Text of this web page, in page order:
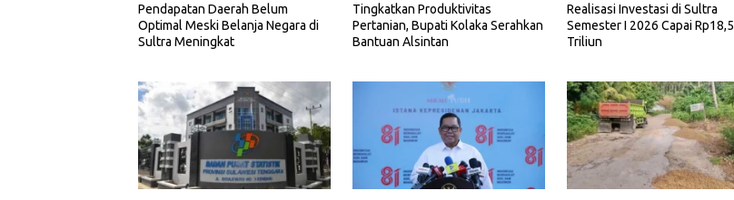
Pendapatan Daerah Belum
Optimal Meski Belanja Negara di
Sultra Meningkat
Tingkatkan Produktivitas
Pertanian, Bupati Kolaka Serahkan
Bantuan Alsintan
Realisasi Investasi di Sultra
Semester I 2026 Capai Rp18,5
Triliun